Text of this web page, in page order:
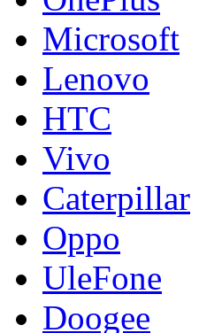
Microsoft
Lenovo
HTC
Vivo
Caterpillar
Oppo
UleFone
Doogee